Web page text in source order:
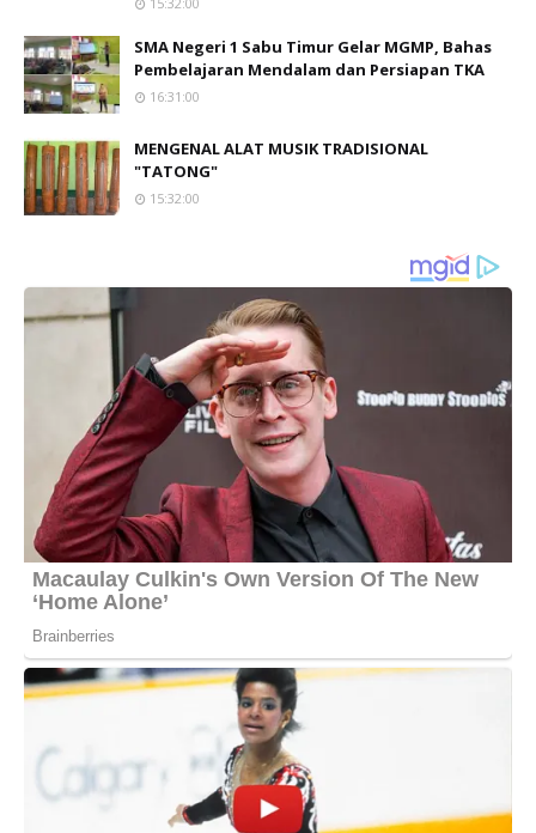
SMA Negeri 1 Sabu Timur Gelar MGMP, Bahas
Pembelajaran Mendalam dan Persiapan TKA
16:31:00
MENGENAL ALAT MUSIK TRADISIONAL
"TATONG"
15:32:00